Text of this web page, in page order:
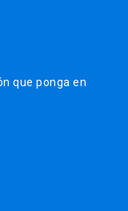
que ponga en